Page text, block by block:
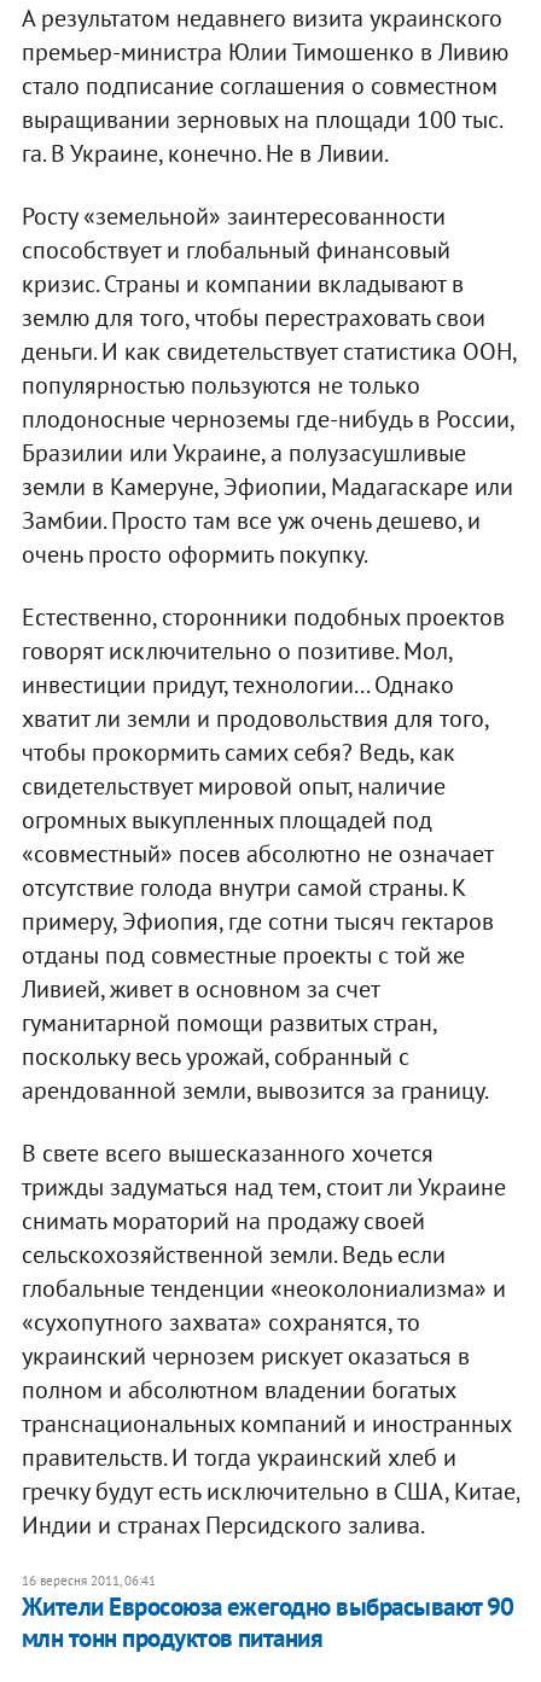
А результатом недавнего визита украинского
премьер-министра Юлии Тимошенко в Ливию
стало подписание соглашения о совместном
выращивании зерновых на площади 100 тыс.
га. В Украине, конечно. Не в Ливии.
Росту «земельной» заинтересованности
способствует и глобальный финансовый
кризис. Страны и компании вкладывают в
землю для того, чтобы перестраховать свои
деньги. И как свидетельствует статистика ООН,
популярностью пользуются не только
плодоносные черноземы где-нибудь в России,
Бразилии или Украине, а полузасушливые
земли в Камеруне, Эфиопии, Мадагаскаре или
Замбии. Просто там все уж очень дешево, и
очень просто оформить покупку.
Естественно, сторонники подобных проектов
говорят исключительно о позитиве. Мол,
инвестиции придут, технологии... Однако
хватит ли земли и продовольствия для того,
чтобы прокормить самих себя? Ведь, как
свидетельствует мировой опыт, наличие
огромных выкупленных площадей под
«совместный» посев абсолютно не означает
отсутствие голода внутри самой страны. К
примеру, Эфиопия, где сотни тысяч гектаров
отданы под совместные проекты с той же
Ливией, живет в основном за счет
гуманитарной помощи развитых стран,
поскольку весь урожай, собранный с
арендованной земли, вывозится за границу.
В свете всего вышесказанного хочется
трижды задуматься над тем, стоит ли Украине
снимать мораторий на продажу своей
сельскохозяйственной земли. Ведь если
глобальные тенденции «неоколониализма» и
«сухопутного захвата» сохранятся, то
украинский чернозем рискует оказаться в
полном и абсолютном владении богатых
транснациональных компаний и иностранных
правительств. И тогда украинский хлеб и
гречку будут есть исключительно в США, Китае,
Индии и странах Персидского залива.
16 вересня 2011, 06:41
​Жители Евросоюза ежегодно выбрасывают 90
млн тонн продуктов питания